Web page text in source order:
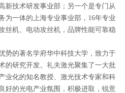
新技术研发事业部；另一个是专门从
为一体的上海专业事业部，16年专业
丝机、电动攻丝机，品牌性能可靠稳
势的著名学府华中科技大学，致力于
的研究开发。礼夫激光聚集了一大批
业化的知名教授、激光技术专家和科
好的光电产业氛围，积极进取，锐意